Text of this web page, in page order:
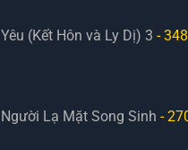
Yêu (Kết Hôn và Ly Dị) 3 - 348
Người Lạ Mặt Song Sinh -